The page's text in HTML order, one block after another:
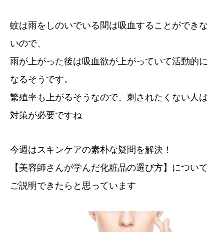
蚊は雨をしのいでいる間は吸血することができな
いので、
雨が上がった後は吸血欲が上がっていて活動的に
なるそうです。
繁殖率も上がるそうなので、刺されたくない人は
対策が必要ですね
今週はスキンケアの素朴な疑問を解決！
【美容師さんが学んだ化粧品の選び方】について
ご説明できたらと思っています